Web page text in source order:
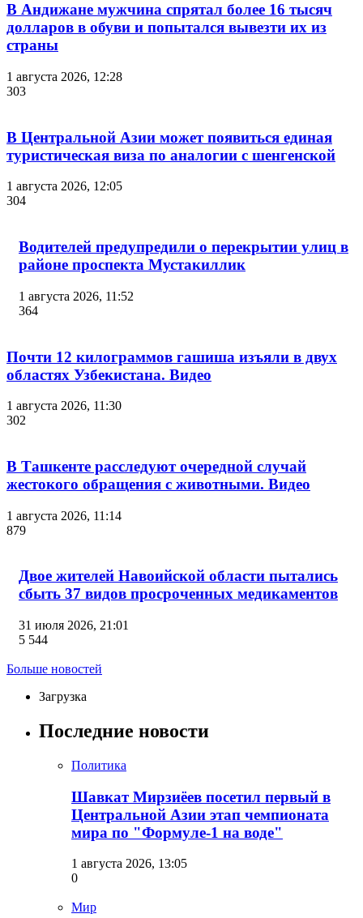
В Андижане мужчина спрятал более 16 тысяч
долларов в обуви и попытался вывезти их из
страны
1 августа 2026, 12:28
303
В Центральной Азии может появиться единая
туристическая виза по аналогии с шенгенской
1 августа 2026, 12:05
304
Водителей предупредили о перекрытии улиц в
районе проспекта Мустакиллик
1 августа 2026, 11:52
364
Почти 12 килограммов гашиша изъяли в двух
областях Узбекистана. Видео
1 августа 2026, 11:30
302
В Ташкенте расследуют очередной случай
жестокого обращения с животными. Видео
1 августа 2026, 11:14
879
Двое жителей Навоийской области пытались
сбыть 37 видов просроченных медикаментов
31 июля 2026, 21:01
5 544
Больше новостей
Загрузка
Последние новости
Политика
Шавкат Мирзиёев посетил первый в
Центральной Азии этап чемпионата
мира по "Формуле-1 на воде"
1 августа 2026, 13:05
0
Мир